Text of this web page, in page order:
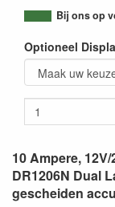
Bij ons op
Optioneel
10 Ampere,
DR1206N Dual
gescheiden